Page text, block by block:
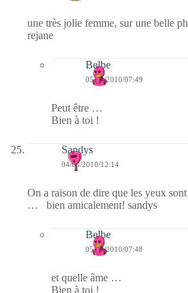
une très jolie femme, sur une belle
rejane
Belbe
05/03/2010/07:49
Peut être …
Bien à toi !
Sandys
04/03/2010/12:14
On a raison de dire que les yeux
… bien amicalement! sandys
Belbe
05/03/2010/07:48
et quelle âme …
Bien à toi !